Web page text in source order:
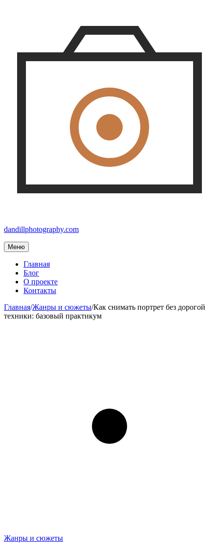
dandillphotography.com
Меню
Главная
Блог
О проекте
Контакты
Главная/Жанры и сюжеты/Как снимать портрет без дорогой
техники: базовый практикум
Жанры и сюжеты